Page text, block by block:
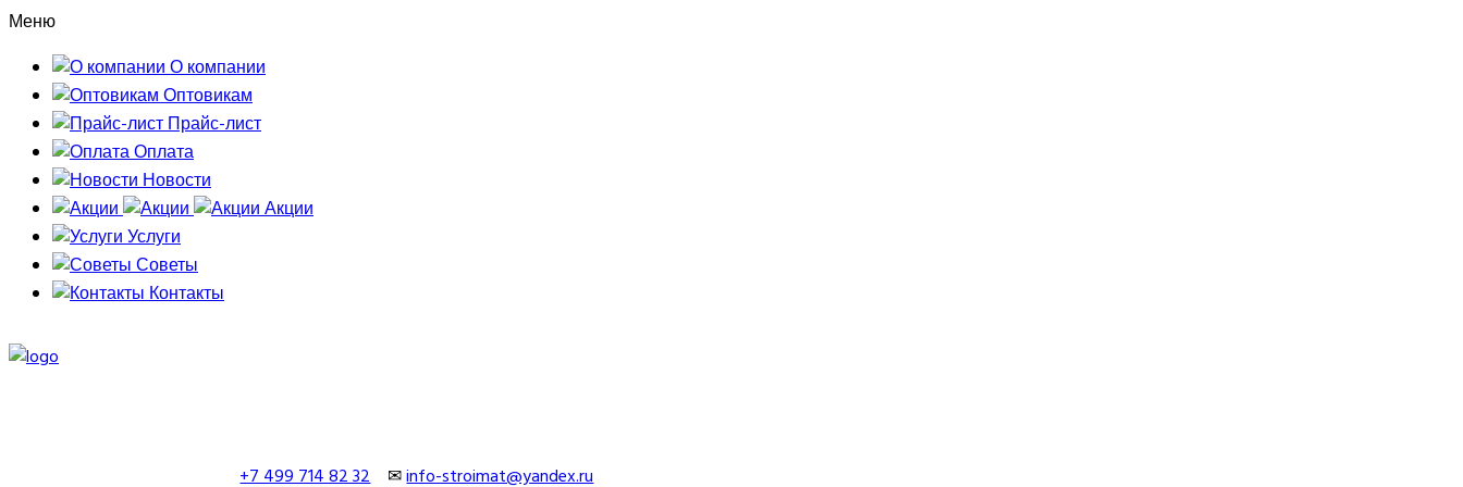
Меню
О компании
Оптовикам
Прайс-лист
Оплата
Новости
Акции
Услуги
Советы
Контакты
+7 499 714 82 32✉info-stroimat@yandex.ru